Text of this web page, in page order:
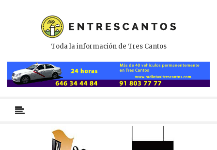
Toda la información de Tres Cantos
primario